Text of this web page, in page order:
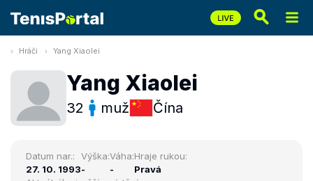
Hráči Yang Xiaolei
Yang Xiaolei
32 muž Čína
Datum nar.:
27. 10. 1993
Výška:
-
Váha:
-
Hraje rukou:
Pravá